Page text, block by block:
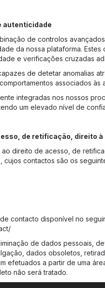
autenticidade
de controlos
da nossa plataforma.
e verificações cruzadas
de detetar anomalias
associados
integradas nos nossos
um elevado nível de
de retificação, direito
direito de acesso, de
cujos contactos são os
contacto disponível no
de dados pessoais,
dados obsoletos,
efetuados a partir de uma
não será tratado.